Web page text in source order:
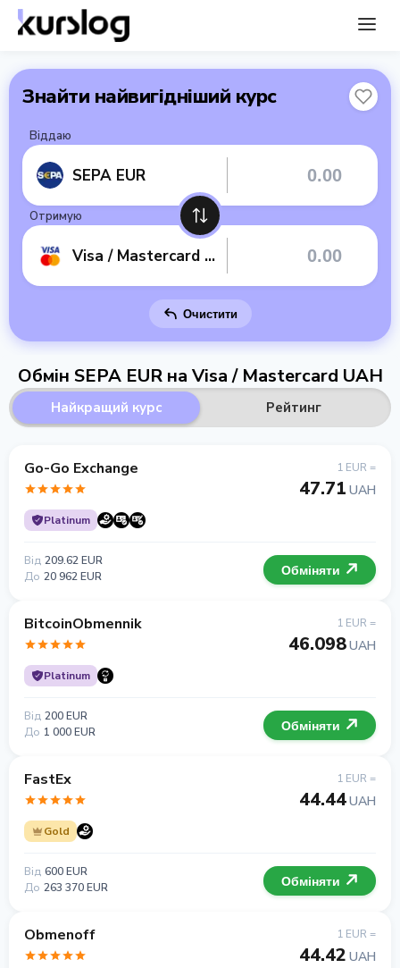
Знайти найвигідніший курс
Віддаю
SEPA EUR
Отримую
Visa / Mastercard UAH
Очистити
Обмін SEPA EUR на Visa / Mastercard UAH
Найкращий курс Рейтинг
Go-Go Exchange
Platinum
1 EUR =
47.71 UAH
Від 209.62 EUR
До 20 962 EUR Обміняти
BitcoinObmennik
Platinum
1 EUR =
46.098UAH
Від 200 EUR
До 1 000 EUR Обміняти
FastEx
Gold
1 EUR =
44.44UAH
Від 600 EUR
До 263 370 EUR Обміняти
Obmenoff 1 EUR =
44.42 UAH